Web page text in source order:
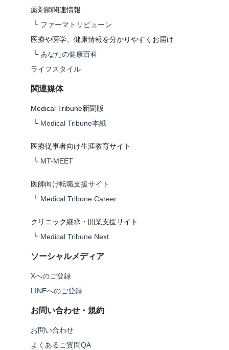
薬剤師関連情報
└ ファーマトリビューン
医療や医学、健康情報を分かりやすくお届け
└ あなたの健康百科
ライフスタイル
関連媒体
Medical Tribune新聞版
└ Medical Tribune本紙
医療従事者向け生涯教育サイト
└ MT-MEET
医師向け転職支援サイト
└ Medical Tribune Career
クリニック継承・開業支援サイト
└ Medical Tribune Next
ソーシャルメディア
Xへのご登録
LINEへのご登録
お問い合わせ・規約
お問い合わせ
よくあるご質問QA